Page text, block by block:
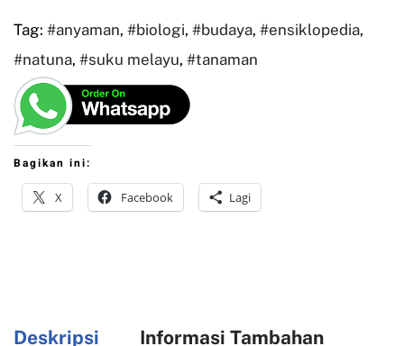
Tag: #anyaman, #biologi, #budaya, #ensiklopedia,
#natuna, #suku melayu, #tanaman
Bagikan ini:
X Facebook Lagi
Deskripsi Informasi Tambahan